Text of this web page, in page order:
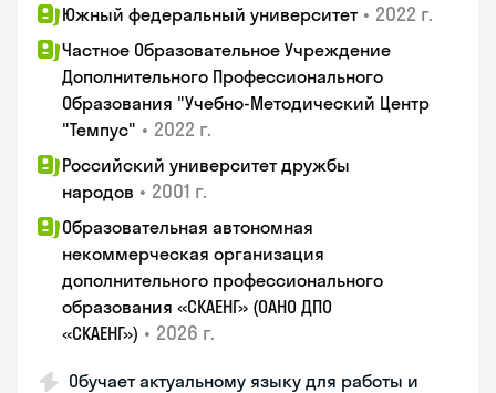
Южный федеральный университет • 2022 г.
Частное Образовательное Учреждение
Дополнительного Профессионального
Образования "Учебно-Методический Центр
"Темпус" • 2022 г.
Российский университет дружбы
народов • 2001 г.
Образовательная автономная
некоммерческая организация
дополнительного профессионального
образования «СКАЕНГ» (ОАНО ДПО
«СКАЕНГ») • 2026 г.
Обучает актуальному языку для работы и